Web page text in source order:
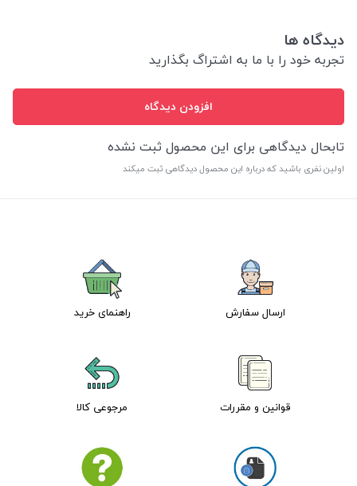
دیدگاه ها
تجربه خود را با ما به اشتراگ بگذارید
افزودن دیدگاه
تابحال دیدگاهی برای این محصول ثبت نشده
اولین نفری باشید که درباره این محصول دیدگاهی ثبت میکند
ارسال سفارش راهنمای خرید
قوانین و مقررات مرجوعی کالا